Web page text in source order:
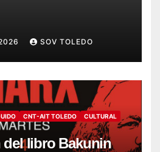
SOV TOLEDO
CNT-AIT TOLEDO
CULTURAL
del libro Bakunin